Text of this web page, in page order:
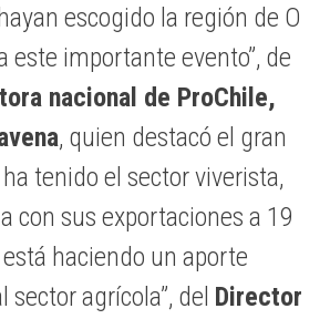
escogido la región de O
este importante evento”, de
nacional de ProChile,
, quien destacó el gran
tenido el sector viverista,
con sus exportaciones a 19
haciendo un aporte
agrícola”, del Director